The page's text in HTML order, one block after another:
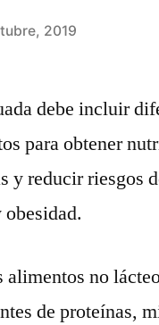
2019
debe incluir
para obtener
y reducir riesgos
alimentos no
de proteínas,